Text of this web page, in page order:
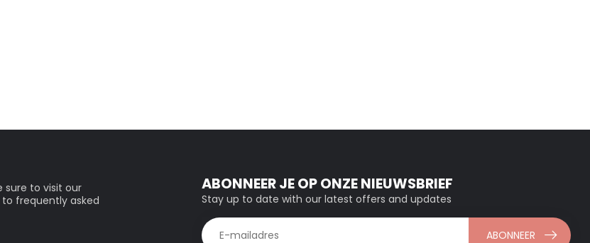
sure to visit our
frequently asked
ABONNEER JE OP ONZE NIEUWSBRIEF
Stay up to date with our latest offers and updates
ABONNEER